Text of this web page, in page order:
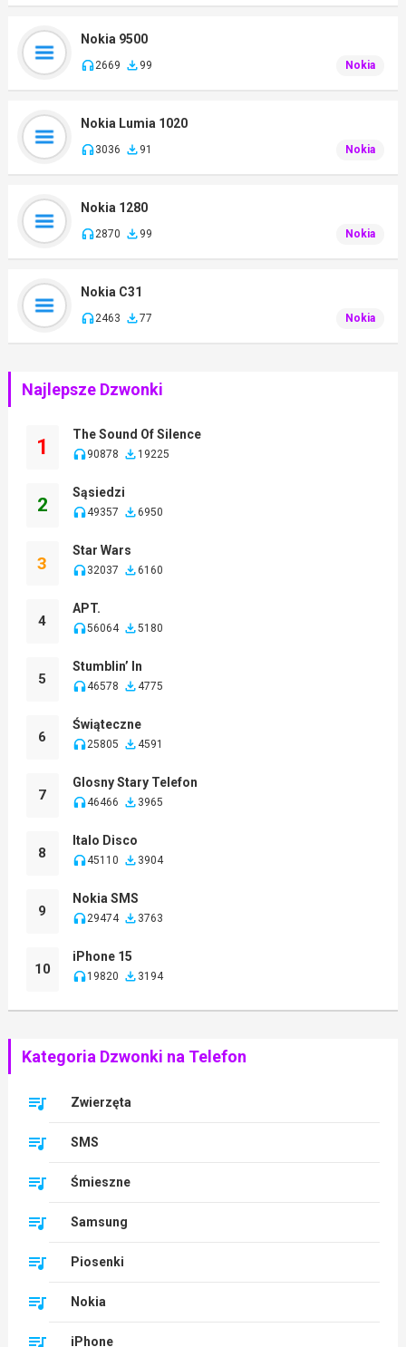
Nokia 9500
2669 99 Nokia
Nokia Lumia 1020
3036 91 Nokia
Nokia 1280
2870 99 Nokia
Nokia C31
2463 77 Nokia
Najlepsze Dzwonki
1
The Sound Of Silence
90878 19225
2
Sąsiedzi
49357 6950
3
Star Wars
32037 6160
4
APT.
56064 5180
5
Stumblin’ In
46578 4775
6
Świąteczne
25805 4591
7
Glosny Stary Telefon
46466 3965
8
Italo Disco
45110 3904
9
Nokia SMS
29474 3763
10
iPhone 15
19820 3194
Kategoria Dzwonki na Telefon
Zwierzęta
SMS
Śmieszne
Samsung
Piosenki
Nokia
iPhone